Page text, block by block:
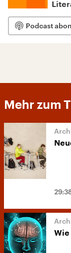
Podcast
Mehr zum